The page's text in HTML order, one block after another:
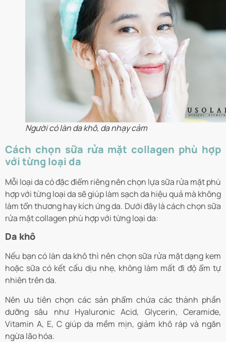
Người có làn da khô, da nhạy cảm
Cách chọn sữa rửa mặt collagen phù hợp
với từng loại da
Mỗi loại da có đặc điểm riêng nên chọn lựa sữa rửa mặt phù
hợp với từng loại da sẽ giúp làm sạch da hiệu quả mà không
làm tổn thương hay kích ứng da. Dưới đây là cách chọn sữa
rửa mặt collagen phù hợp với từng loại da:
Da khô
Nếu bạn có làn da khô thì nên chọn sữa rửa mặt dạng kem
hoặc sữa có kết cấu dịu nhẹ, không làm mất đi độ ẩm tự
nhiên trên da.
Nên ưu tiên chọn các sản phẩm chứa các thành phần
dưỡng sâu như Hyaluronic Acid, Glycerin, Ceramide,
Vitamin A, E, C giúp da mềm mịn, giảm khô ráp và ngăn
ngừa lão hóa.